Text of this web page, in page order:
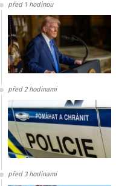
před 1 hodinou
před 2 hodinami
před 3 hodinami